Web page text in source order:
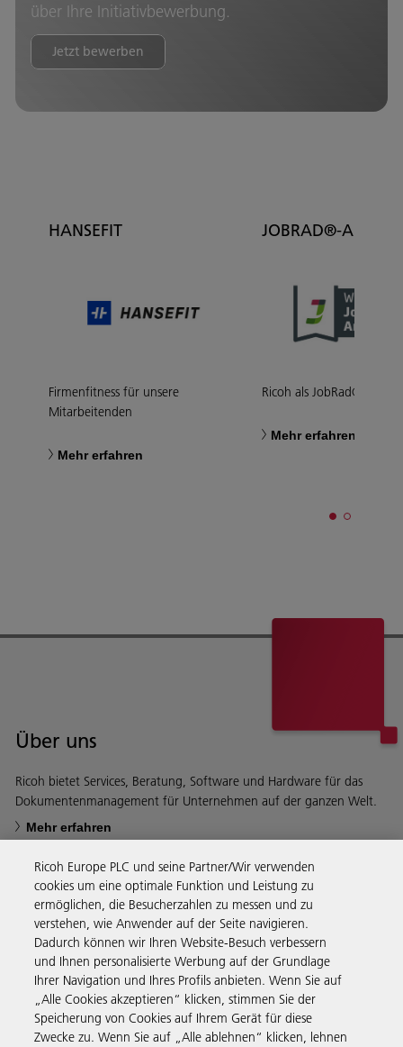
über Ihre Initiativbewerbung.
Jetzt bewerben
HANSEFIT
Firmenfitness für unsere
Mitarbeitenden
Mehr erfahren
JOBRAD®-
Ricoh als JobRad®-
Mehr erfahren
Über uns
Ricoh bietet Services, Beratung, Software und Hardware für das
Dokumentenmanagement für Unternehmen auf der ganzen Welt.
Mehr erfahren
Business Solutions
Produkte & Services
Ricoh Europe PLC und seine Partner/Wir verwenden
cookies um eine optimale Funktion und Leistung zu
ermöglichen, die Besucherzahlen zu messen und zu
verstehen, wie Anwender auf der Seite navigieren.
Dadurch können wir Ihren Website-Besuch verbessern
und Ihnen personalisierte Werbung auf der Grundlage
Ihrer Navigation und Ihres Profils anbieten. Wenn Sie auf
„Alle Cookies akzeptieren“ klicken, stimmen Sie der
Speicherung von Cookies auf Ihrem Gerät für diese
Zwecke zu. Wenn Sie auf „Alle ablehnen“ klicken, lehnen